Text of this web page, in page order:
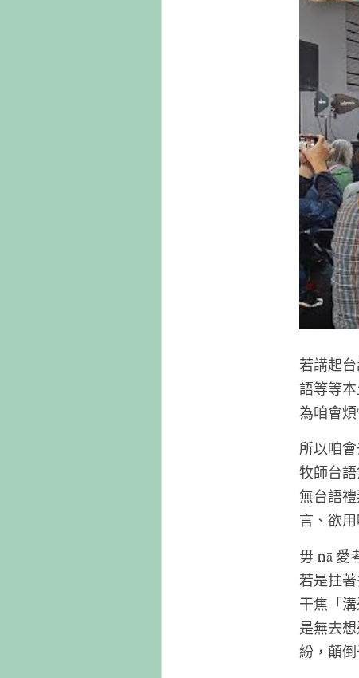
若講起
語等等
為咱會
所以咱
牧師台
無台語
言、欲
毋 nā 愛
若是拄
干焦「
是無去
紛，顛倒